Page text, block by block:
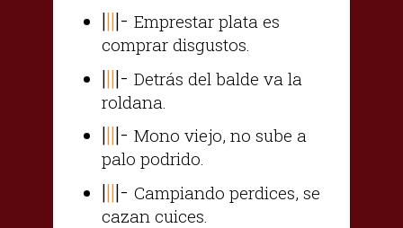
||||- Emprestar plata es
comprar disgustos.
||||- Detrás del balde va la
roldana.
||||- Mono viejo, no sube a
palo podrido.
||||- Campiando perdices, se
cazan cuices.